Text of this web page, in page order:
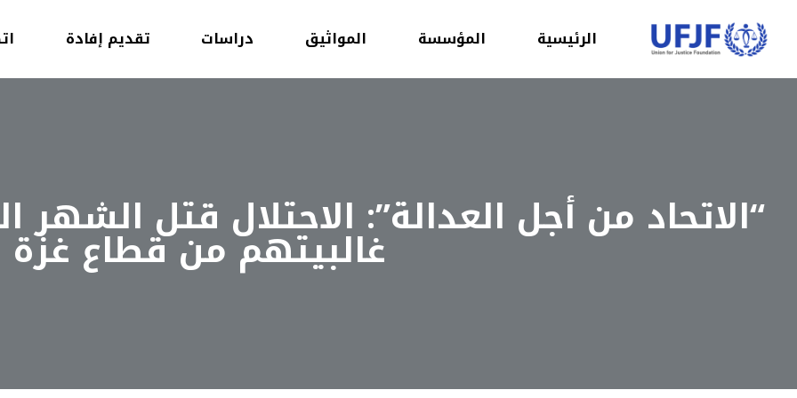
الرئيسية المؤسسة المواثيق دراسات تقديم إفادة
غالبيتهم من قطاع غزة